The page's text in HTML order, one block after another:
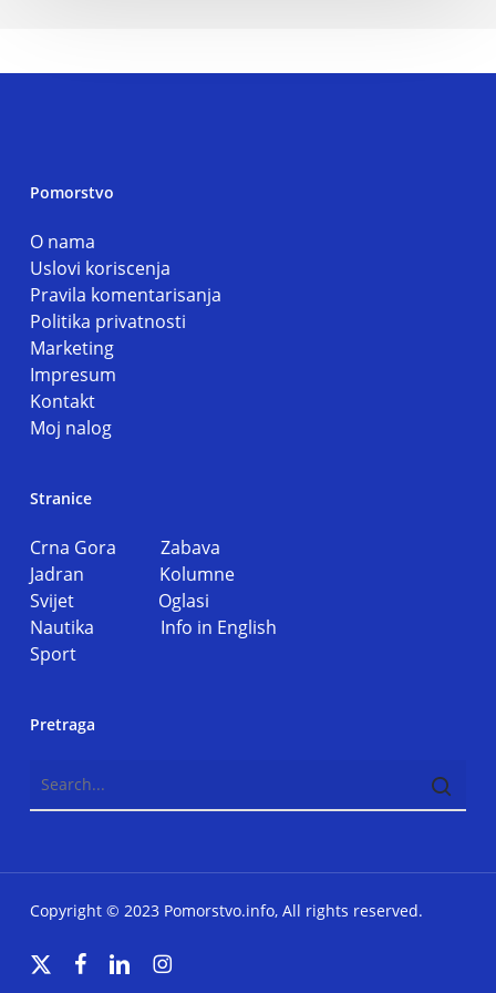
Pomorstvo
O nama
Uslovi koriscenja
Pravila komentarisanja
Politika privatnosti
Marketing
Impresum
Kontakt
Moj nalog
Stranice
Crna Gora Zabava
Jadran Kolumne
Svijet Oglasi
Nautika Info in English
Sport
Pretraga
Copyright © 2023 Pomorstvo.info, All rights reserved.
x-
facebooklinkedininstagram